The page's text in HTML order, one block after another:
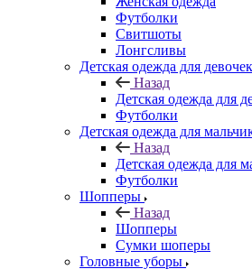
Футболки
Свитшоты
Лонгсливы
Детская одежда для девочек
Назад
Детская одежда для
Футболки
Детская одежда для
Назад
Детская одежда для
Футболки
Шопперы
Назад
Шопперы
Сумки шоперы
Головные уборы